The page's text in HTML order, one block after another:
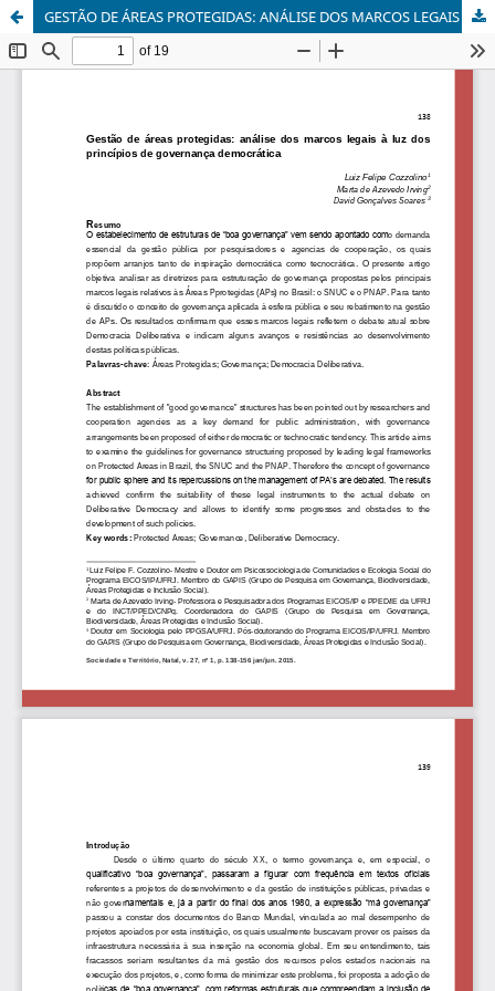
GESTÃO DE ÁREAS PROTEGIDAS: ANÁLISE DOS MARCOS LEGAIS À LUZ DOS PRINCÍPIOS DE GOVERNANÇA DEMOCRÁTICA